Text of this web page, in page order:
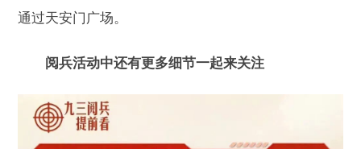
通过天安门广场。
阅兵活动中还有更多细节一起来关注